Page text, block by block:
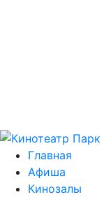
Главная
Афиша
Кинозалы